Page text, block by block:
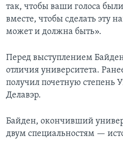
так, чтобы ваши голоса
вместе, чтобы сделать эту
может и должна быть».
Перед выступлением
отличия университета.
получил почетную степень
Делавэр.
Байден, окончивший
двум специальностям —